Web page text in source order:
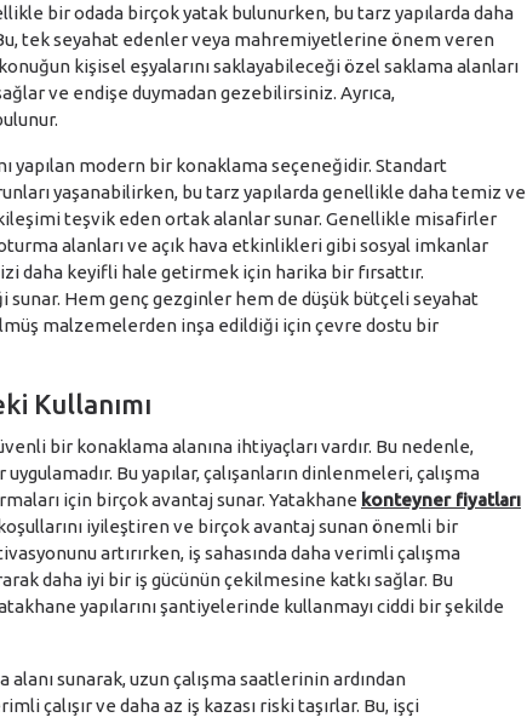
bir odada birçok yatak bulunurken, bu tarz yapılarda daha
tek seyahat edenler veya mahremiyetlerine önem veren
kişisel eşyalarını saklayabileceği özel saklama alanları
ve endişe duymadan gezebilirsiniz. Ayrıca,
yapılan modern bir konaklama seçeneğidir. Standart
yaşanabilirken, bu tarz yapılarda genellikle daha temiz ve
teşvik eden ortak alanlar sunar. Genellikle misafirler
alanları ve açık hava etkinlikleri gibi sosyal imkanlar
daha keyifli hale getirmek için harika bir fırsattır.
Hem genç gezginler hem de düşük bütçeli seyahat
malzemelerden inşa edildiği için çevre dostu bir
Kullanımı
bir konaklama alanına ihtiyaçları vardır. Bu nedenle,
Bu yapılar, çalışanların dinlenmeleri, çalışma
için birçok avantaj sunar. Yatakhane konteyner fiyatları
iyileştiren ve birçok avantaj sunan önemli bir
artırırken, iş sahasında daha verimli çalışma
daha iyi bir iş gücünün çekilmesine katkı sağlar. Bu
yapılarını şantiyelerinde kullanmayı ciddi bir şekilde
sunarak, uzun çalışma saatlerinin ardından
çalışır ve daha az iş kazası riski taşırlar. Bu, işçi